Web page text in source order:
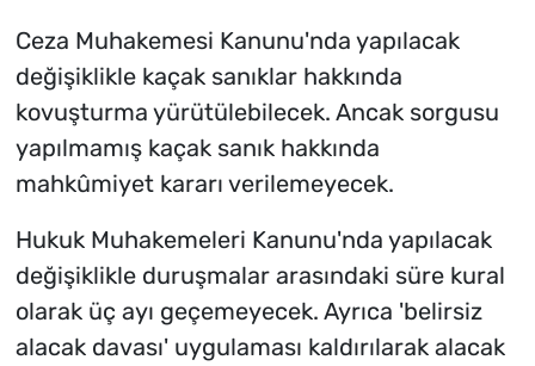
Ceza Muhakemesi Kanunu'nda yapılacak
değişiklikle kaçak sanıklar hakkında
kovuşturma yürütülebilecek. Ancak sorgusu
yapılmamış kaçak sanık hakkında
mahkûmiyet kararı verilemeyecek.
Hukuk Muhakemeleri Kanunu'nda yapılacak
değişiklikle duruşmalar arasındaki süre kural
olarak üç ayı geçemeyecek. Ayrıca 'belirsiz
alacak davası' uygulaması kaldırılarak alacak